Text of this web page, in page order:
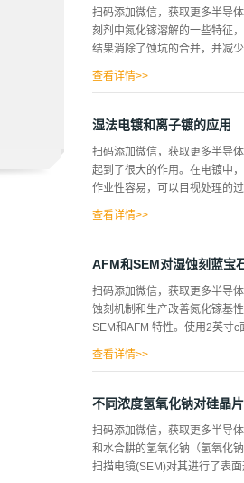
屏障，保证与铝绑垫稳定可靠
芯片组装的基础，用于聚合物
是一种湿化学和无掩蔽的过程
中，可以镀上直径从4英寸（
扫码添加微信，获取更多半导
刻剂中氮化镓溶解的一些特征
结果消除了蚀坑的合并，并减
致氮化镓样品表面形成六边形
酸中氮化镓蚀刻过程中，∂∂条
露位错氮化镓增长6H-SiC，合
表明，通过在蚀刻剂中加入额
剂中，当使用磷酸和氯化铝或
查看详情>>
湿法电镀和离子镀的应用
扫码添加微信，获取更多半导
起到了很大的作用。在电镀中
作业性容易，可以目视处理的
近的电镀技术中，即使在0.5
的形状、数量相适应的电镀方
当量和电镀浴的电流效率，可
每经过一个电镀槽、反应槽都
液和公害因素少的电镀浴的开
予眼镜架褐色～金色的色...
查看详情>>
AFM和SEM对湿蚀刻蓝宝
扫码添加微信，获取更多半导
蚀刻机制和生产改善氮化镓基
SEM和AFM 特性。使用2英寸
电感耦合等离子体(BCl3/H2)蚀
和热电偶保护管都是用高纯度
英处理杆和槽板组成，最多可
程中用重叠的盖板盖住烧杯口
查看详情>>
不同浓度氢氧化钠对硅晶
扫码添加微信，获取更多半导
和水合肼的氢氧化钠（氢氧化
扫描电镜(SEM)对其进行了表